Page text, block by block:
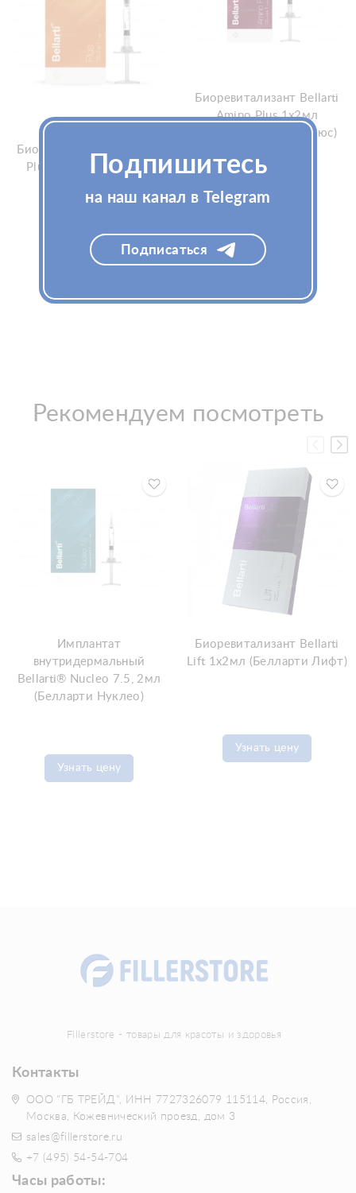
Биоревитализант Bellarti
Plus 1х2мл (Белларти
Узнать цену
Биоревитализант Bellarti
Amino Plus 1х2мл
(Белларти Амино Плюс)
Узнать цену
Рекомендуем посмотреть
Имплантат
внутридермальный
Bellarti® Nucleo 7.5, 2мл
(Белларти Нуклео)
Узнать цену
Биоревитализант Bellarti
Lift 1x2мл (Белларти Лифт)
Узнать цену
Fillerstore - товары для красоты и здоровья
Контакты
ООО "ГБ ТРЕЙД", ИНН 7727326079 115114, Россия,
Москва, Кожевнический проезд, дом 3
sales@fillerstore.ru
+7 (495) 54-54-704
Часы работы:
Подпишитесь
на наш канал в Telegram
Подписаться